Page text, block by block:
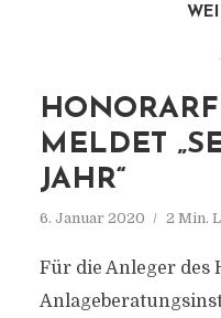
MELDET
JAHR“
6. Januar 2020 2 Min.
Für die Anleger des